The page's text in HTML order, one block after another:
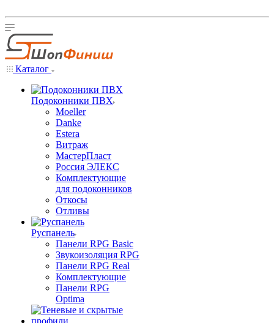
Каталог
Подоконники ПВХ
Moeller
Danke
Estera
Витраж
МастерПласт
Россия ЭЛЕКС
Комплектующие
для подоконников
Откосы
Отливы
Руспанель
Панели RPG Basic
Звукоизоляция RPG
Панели RPG Real
Комплектующие
Панели RPG
Optima